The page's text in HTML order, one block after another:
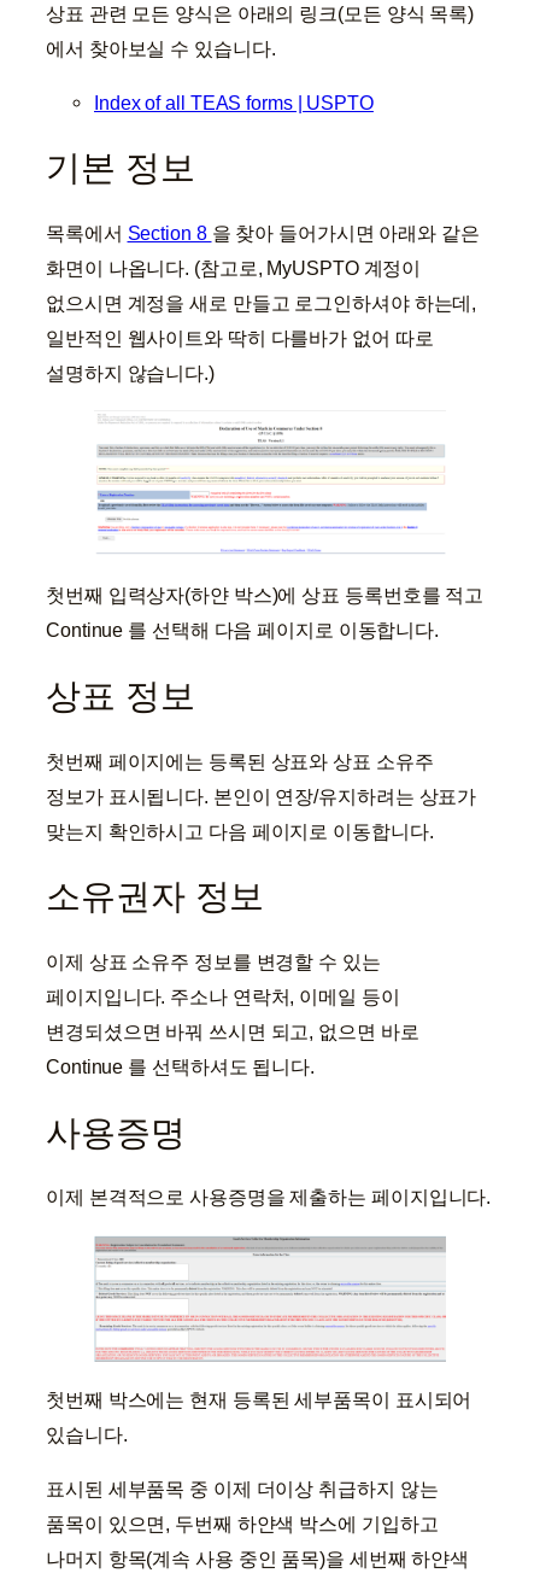
상표 관련 모든 양식은 아래의 링크(모든 양식 목록)
에서 찾아보실 수 있습니다.
Index of all TEAS forms | USPTO
기본 정보
목록에서 Section 8 을 찾아 들어가시면 아래와 같은
화면이 나옵니다. (참고로, MyUSPTO 계정이
없으시면 계정을 새로 만들고 로그인하셔야 하는데,
일반적인 웹사이트와 딱히 다를바가 없어 따로
설명하지 않습니다.)
첫번째 입력상자(하얀 박스)에 상표 등록번호를 적고
Continue 를 선택해 다음 페이지로 이동합니다.
상표 정보
첫번째 페이지에는 등록된 상표와 상표 소유주
정보가 표시됩니다. 본인이 연장/유지하려는 상표가
맞는지 확인하시고 다음 페이지로 이동합니다.
소유권자 정보
이제 상표 소유주 정보를 변경할 수 있는
페이지입니다. 주소나 연락처, 이메일 등이
변경되셨으면 바꿔 쓰시면 되고, 없으면 바로
Continue 를 선택하셔도 됩니다.
사용증명
이제 본격적으로 사용증명을 제출하는 페이지입니다.
첫번째 박스에는 현재 등록된 세부품목이 표시되어
있습니다.
표시된 세부품목 중 이제 더이상 취급하지 않는
품목이 있으면, 두번째 하얀색 박스에 기입하고
나머지 항목(계속 사용 중인 품목)을 세번째 하얀색